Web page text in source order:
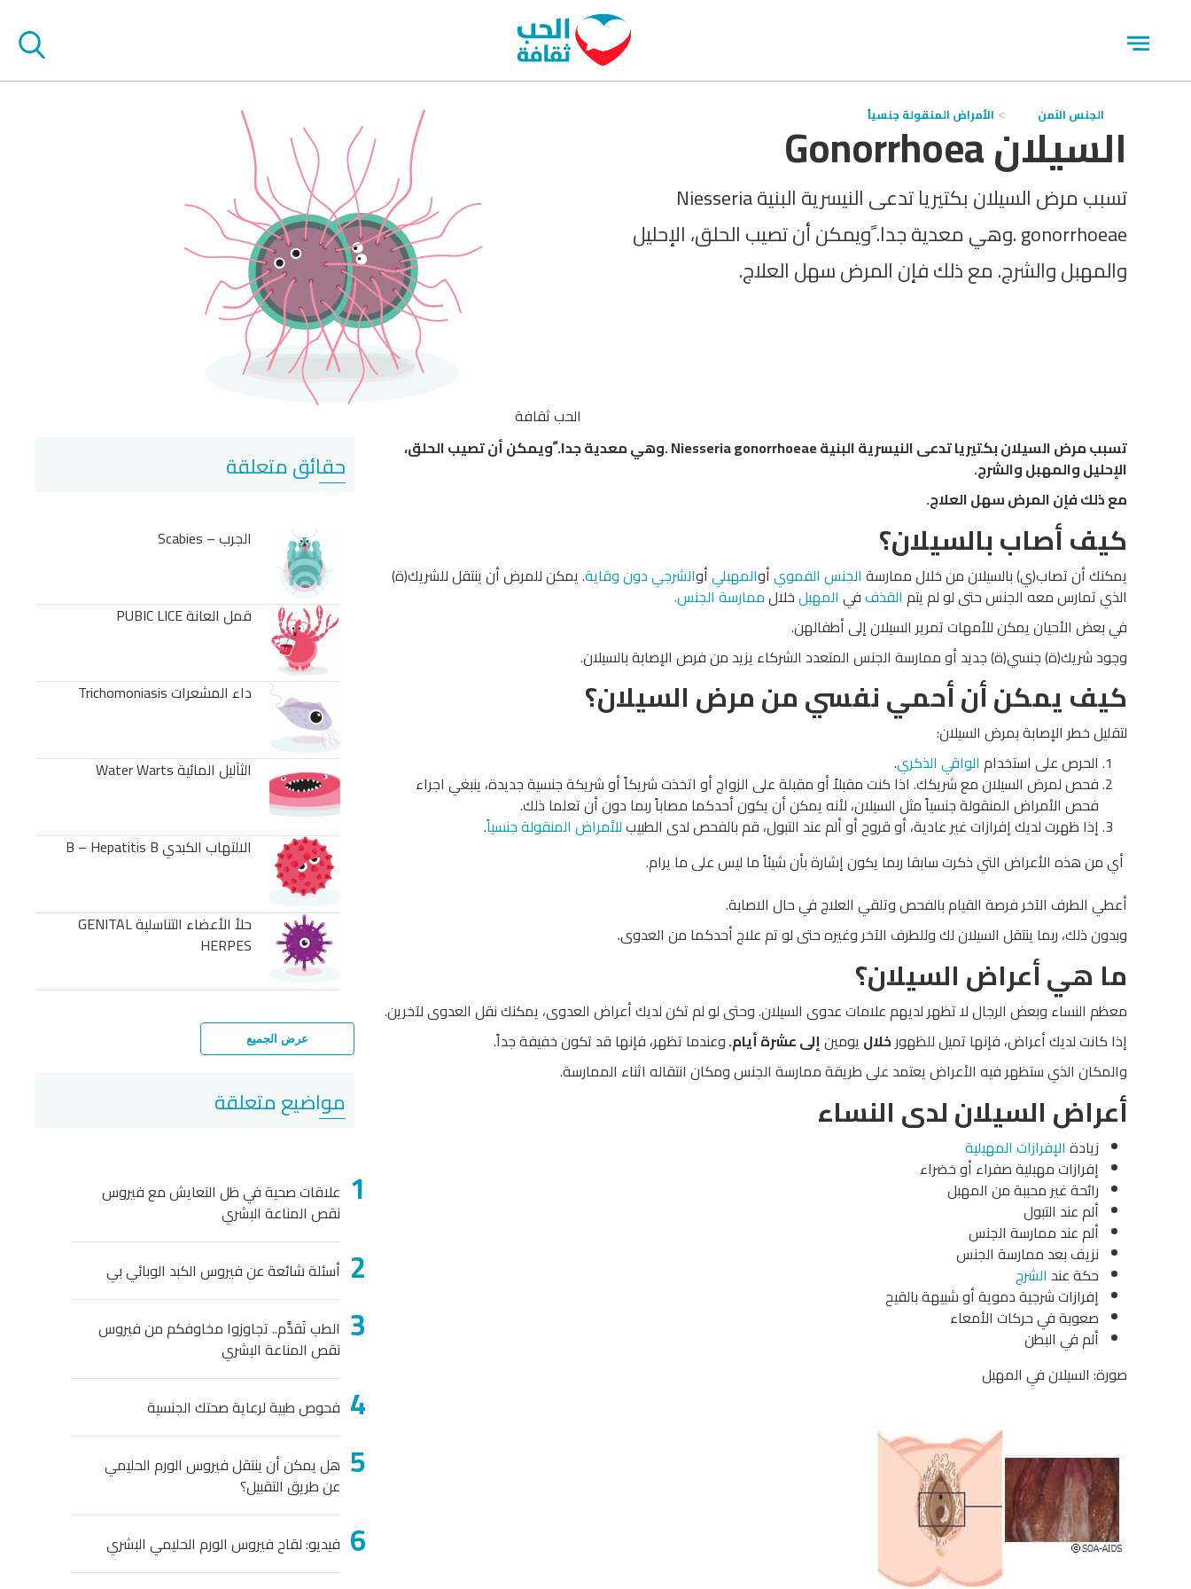
Open
menu
الحب ثقافة
الجنس الآمن الأمراض المنقولة جنسياًالسيلان Gonorrhoea
تسبب مرض السيلان بكتيريا تدعى النيسرية البنية Niesseria
gonorrhoeae .وهي معدية جدا. ًويمكن أن تصيب الحلق، الإحليل
والمهبل والشرج. مع ذلك فإن المرض سهل العلاج.
تسبب مرض السيلان بكتيريا تدعى النيسرية البنية Niesseria gonorrhoeae .وهي معدية جدا. ًويمكن أن تصيب الحلق،
الإحليل والمهبل والشرج.
مع ذلك فإن المرض سهل العلاج.
كيف أصاب بالسيلان؟
يمكنك أن تصاب(ي) بالسيلان من خلال ممارسة الجنس الفمويأوالمهبليأوالشرجيدون وقاية. يمكن للمرض أن ينتقل للشريك(ة)
الذي تمارس معه الجنس حتى لو لم يتم القذففي المهبلخلالممارسة الجنس.
في بعض الأحيان يمكن للأمهات تمرير السيلان إلى أطفالهن.
وجود شريك(ة) جنسي(ة) جديد أو ممارسة الجنس المتعدد الشركاء يزيد من فرص الإصابة بالسيلان.
كيف يمكن أن أحمي نفسي من مرض السيلان؟
لتقليل خطر الإصابة بمرض السيلان:
الحرص على استخدام الواقي الذكري.
فحص لمرض السيلان مع شريكك. اذا كنت مقبلاً أو مقبلة على الزواج أو اتخذت شريكاً أو شريكة جنسية جديدة، ينبغي اجراء
فحص الأمراض المنقولة جنسياً مثل السيلان، لأنه يمكن أن يكون أحدكما مصاباً ربما دون أن تعلما ذلك.
إذا ظهرت لديك إفرازات غير عادية، أو قروح أو ألم عند التبول، قم بالفحص لدى الطبيبللأمراض المنقولة جنسياً.
أي من هذه الأعراض التي ذكرت سابقا ربما يكون إشارة بأن شيئاً ما ليس على ما يرام.
أعطي الطرف الآخر فرصة القيام بالفحص وتلقي العلاج في حال الاصابة.
وبدون ذلك، ربما ينتقل السيلان لك وللطرف الآخر وغيره حتى لو تم علاج أحدكما من العدوى.
ما هي أعراض السيلان؟
معظم النساء وبعض الرجال لا تظهر لديهم علامات عدوى السيلان. وحتى لو لم تكن لديك أعراض العدوى، يمكنك نقل العدوى لآخرين.
إذا كانت لديك أعراض، فإنها تميل للظهورخلال يومين إلى عشرة أيام.وعندما تظهر، فإنها قد تكون خفيفة جداً.
والمكان الذي ستظهر فيه الأعراض يعتمد على طريقة ممارسة الجنس ومكان انتقاله اثناء الممارسة.
أعراض السيلان لدى النساء
زيادة الإفرازات المهبلية
إفرازات مهبلية صفراء أو خضراء
رائحة غير محببة من المهبل
ألم عند التبول
ألم عند ممارسة الجنس
نزيف بعد ممارسة الجنس
حكة عند الشرج
إفرازات شرجية دموية أو شبيهة بالقيح
صعوبة في حركات الأمعاء
ألم في البطن
صورة: السيلان في المهبل
حقائق متعلقة
الجرب – Scabies
قمل العانة PUBIC LICE
داء المشعرات Trichomoniasis
الثآليل المائية Water Warts
الالتهاب الكبدي B – Hepatitis B
حلأ الأعضاء التناسلية GENITAL
HERPES
عرض الجميع
مواضيع متعلقة
علاقات صحية في ظل التعايش مع فيروس
نقص المناعة البشري
أسئلة شائعة عن فيروس الكبد الوبائي بي
الطب تَقدَّم.. تجاوزوا مخاوفكم من فيروس
نقص المناعة البشري
فحوص طبية لرعاية صحتك الجنسية
هل يمكن أن ينتقل فيروس الورم الحليمي
عن طريق التقبيل؟
فيديو: لقاح فيروس الورم الحليمي البشري